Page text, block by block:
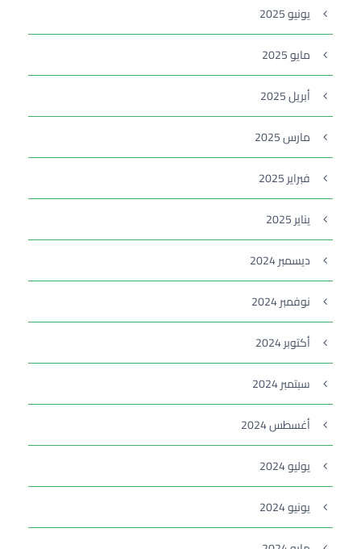
يونيو 2025
مايو 2025
أبريل 2025
مارس 2025
فبراير 2025
يناير 2025
ديسمبر 2024
نوفمبر 2024
أكتوبر 2024
سبتمبر 2024
أغسطس 2024
يوليو 2024
يونيو 2024